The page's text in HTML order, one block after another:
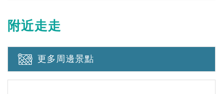
附近走走
更多周邊景點